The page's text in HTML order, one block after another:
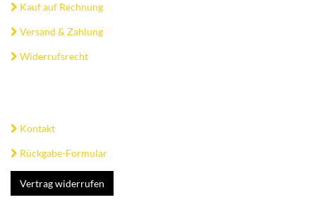
Kauf auf Rechnung
Versand & Zahlung
Widerrufsrecht
Kontakt
Rückgabe-Formular
Vertrag widerrufen